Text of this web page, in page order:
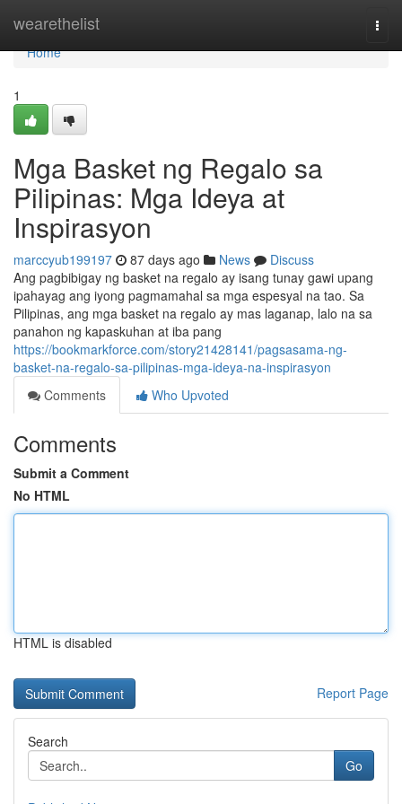
wearethelist
Home
Home
1
Mga Basket ng Regalo sa
Pilipinas: Mga Ideya at
Inspirasyon
marccyub199197 87 days ago News
Discuss
Ang pagbibigay ng basket na regalo ay isang tunay gawi upang
ipahayag ang iyong pagmamahal sa mga espesyal na tao. Sa
Pilipinas, ang mga basket na regalo ay mas laganap, lalo na sa
panahon ng kapaskuhan at iba pang
https://bookmarkforce.com/story21428141/pagsasama-ng-
basket-na-regalo-sa-pilipinas-mga-ideya-na-inspirasyon
Comments
Who Upvoted
Comments
Submit a Comment
No HTML
HTML is disabled
Report Page
Search
Go